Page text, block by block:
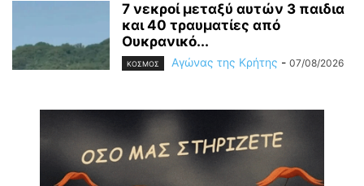
7 νεκροί μεταξύ αυτών 3 παιδια
και 40 τραυματίες από
Ουκρανικό...
ΚΟΣΜΟΣ Αγώνας της Κρήτης - 07/08/2026